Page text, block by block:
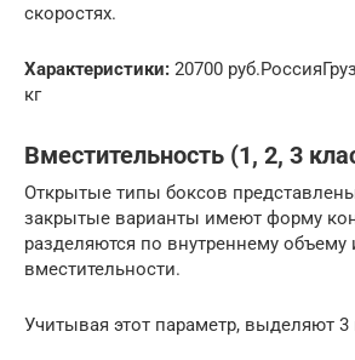
скоростях.
Характеристики: 20700
кг
Вместительность (1, 2, 3
Открытые типы боксов
закрытые варианты имеют форму
разделяются по внутреннему объему
вместительности.
Учитывая этот параметр, выделяют 3